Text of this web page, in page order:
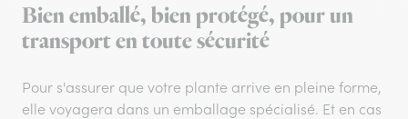
Bien emballé, bien protégé, pour un
transport en toute sécurité
Pour s'assurer que votre plante arrive en pleine forme,
elle voyagera dans un emballage spécialisé. Et en cas